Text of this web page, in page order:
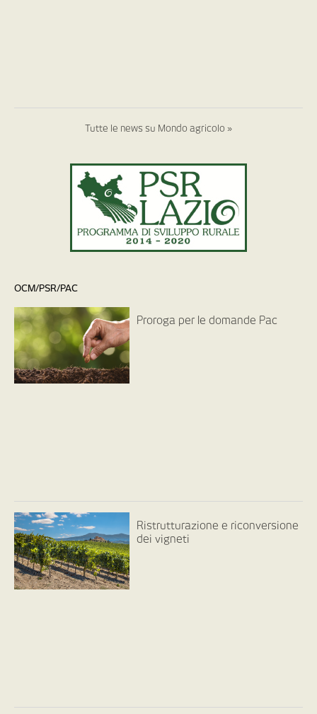
Tutte le news su Mondo agricolo »
OCM/PSR/PAC
Proroga per le domande Pac
Ristrutturazione e riconversione
dei vigneti